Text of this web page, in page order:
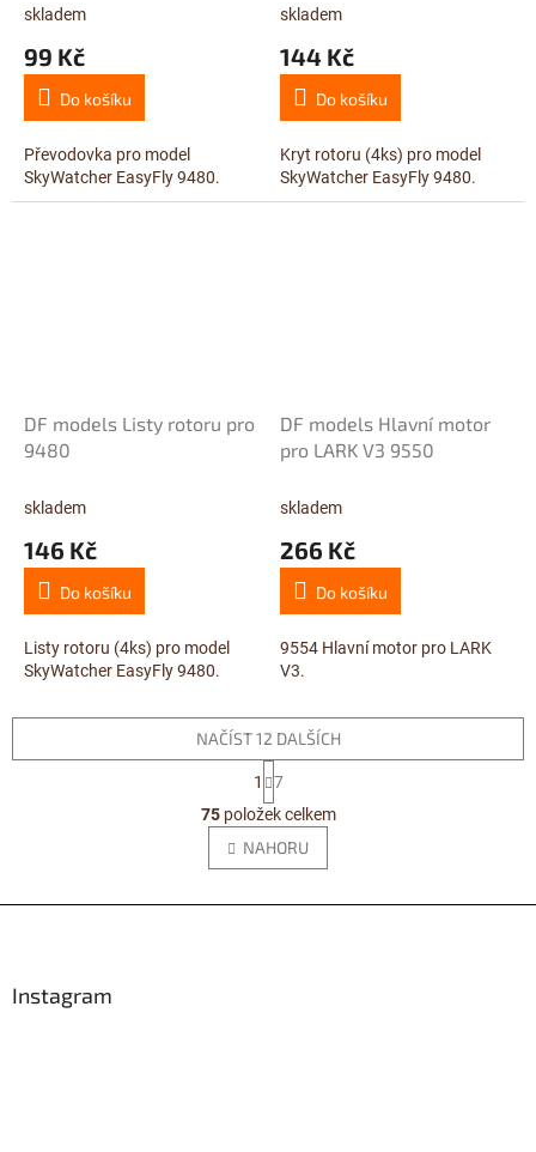
skladem
99 Kč
Do košíku
Převodovka pro model
SkyWatcher EasyFly 9480.
skladem
144 Kč
Do košíku
Kryt rotoru (4ks) pro model
SkyWatcher EasyFly 9480.
DF models Listy rotoru pro
9480
skladem
146 Kč
Do košíku
Listy rotoru (4ks) pro model
SkyWatcher EasyFly 9480.
DF models Hlavní motor
pro LARK V3 9550
skladem
266 Kč
Do košíku
9554 Hlavní motor pro LARK
V3.
O
v
l
á
NAČÍST 12 DALŠÍCH
t
r
á
n
k
v
1
7
75položek celkem
NAHORU
Instagram